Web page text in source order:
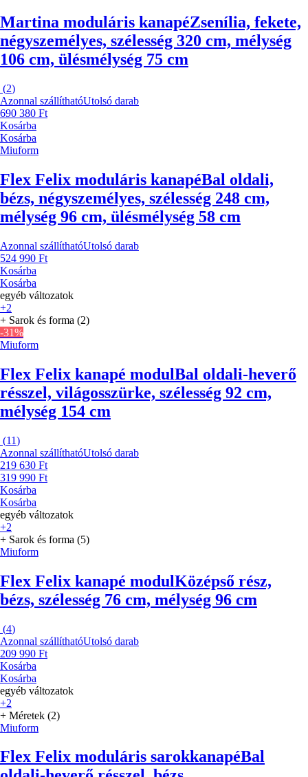
Martina moduláris kanapéZsenília, fekete,
négyszemélyes, szélesség 320 cm, mélység
106 cm, ülésmélység 75 cm
(2)
Azonnal szállíthatóUtolsó darab
690 380 Ft
Kosárba
Kosárba
Miuform
Flex Felix moduláris kanapéBal oldali,
bézs, négyszemélyes, szélesség 248 cm,
mélység 96 cm, ülésmélység 58 cm
Azonnal szállíthatóUtolsó darab
524 990 Ft
Kosárba
Kosárba
egyéb változatok
+2
+ Sarok és forma (2)
-31%
Miuform
Flex Felix kanapé modulBal oldali-heverő
résszel, világosszürke, szélesség 92 cm,
mélység 154 cm
(11)
Azonnal szállíthatóUtolsó darab
219 630 Ft
319 990 Ft
Kosárba
Kosárba
egyéb változatok
+2
+ Sarok és forma (5)
Miuform
Flex Felix kanapé modulKözépső rész,
bézs, szélesség 76 cm, mélység 96 cm
(4)
Azonnal szállíthatóUtolsó darab
209 990 Ft
Kosárba
Kosárba
egyéb változatok
+2
+ Méretek (2)
Miuform
Flex Felix moduláris sarokkanapéBal